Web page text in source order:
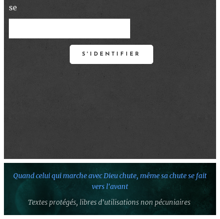
se
S'IDENTIFIER
Quand celui qui marche avec Dieu chute, même sa chute se fait
vers l'avant
Textes protégés, libres d'utilisations non pécuniaires